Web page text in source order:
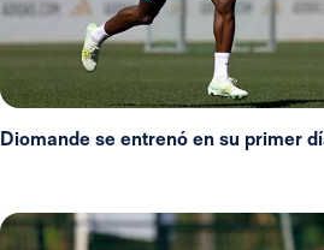
Diomande se entrenó en su primer